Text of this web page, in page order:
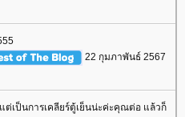
22 กุมภาพันธ์ 2567
เป็นการเคลียร์ตู้เย็นน่ะค่ะคุณต่อ แล้วก็